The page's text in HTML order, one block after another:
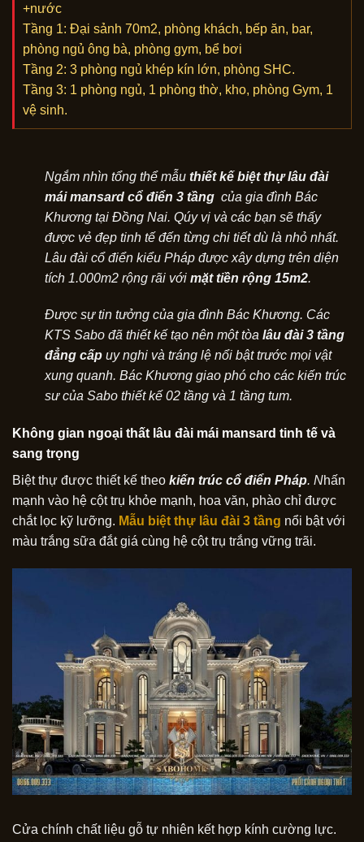
+nước
Tầng 1: Đại sảnh 70m2, phòng khách, bếp ăn, bar,
phòng ngủ ông bà, phòng gym, bể bơi
Tầng 2: 3 phòng ngủ khép kín lớn, phòng SHC.
Tầng 3: 1 phòng ngủ, 1 phòng thờ, kho, phòng Gym, 1
vệ sinh.
Ngắm nhìn tổng thể mẫu thiết kế biệt thự lâu đài
mái mansard cổ điển 3 tầng của gia đình Bác
Khương tại Đồng Nai. Qúy vị và các bạn sẽ thấy
được vẻ đẹp tinh tế đến từng chi tiết dù là nhỏ nhất.
Lâu đài cổ điển kiểu Pháp được xây dựng trên diện
tích 1.000m2 rộng rãi với mặt tiền rộng 15m2.
Được sự tin tưởng của gia đình Bác Khương. Các
KTS Sabo đã thiết kế tạo nên một tòa lâu đài 3 tầng
đẳng cấp uy nghi và tráng lệ nổi bật trước mọi vật
xung quanh. Bác Khương giao phó cho các kiến trúc
sư của Sabo thiết kế 02 tầng và 1 tầng tum.
Không gian ngoại thất lâu đài mái mansard tinh tế và
sang trọng
Biệt thự được thiết kế theo kiến trúc cổ điển Pháp. Nhấn
mạnh vào hệ cột trụ khỏe mạnh, hoa văn, phào chỉ được
chắt lọc kỹ lưỡng. Mẫu biệt thự lâu đài 3 tầng nổi bật với
màu trắng sữa đắt giá cùng hệ cột trụ trắng vững trãi.
Cửa chính chất liệu gỗ tự nhiên kết hợp kính cường lực.